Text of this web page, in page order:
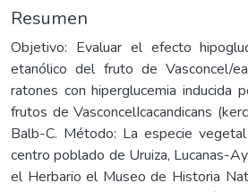
Resumen
Objetivo: Evaluar el efecto
etanólico del fruto de Vasconcel/
ratones con hiperglucemia inducida
frutos de VasconcelIcacandicans
Balb-C. Método: La especie
centro poblado de Uruiza, Lucanas-
el Herbario el Museo de Historia